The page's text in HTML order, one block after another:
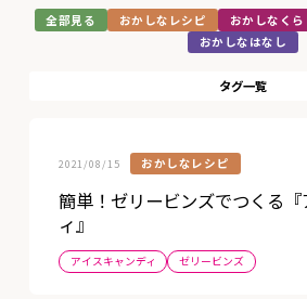
全部見る おかしなレシピ おかしなくら
おかしなはなし
タグ一覧
2021/08/15 おかしなレシピ
簡単！ゼリービンズでつくる
ィ』
アイスキャンディ ゼリービンズ